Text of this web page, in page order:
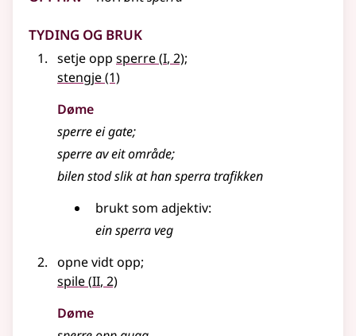
Tyding og bruk
setje opp sperre(1
I, 2);
stengje(1)
Døme
sperre ei gate;
sperre av eit område;
bilen stod slik at han sperra trafikken
brukt som adjektiv:
ein sperra veg
opne vidt opp;
spile(2
II, 2)
Døme